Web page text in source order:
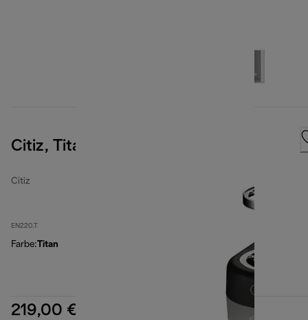
Citiz, Titanium
Citiz
EN220.T
Farbe: Titan
219,00 €